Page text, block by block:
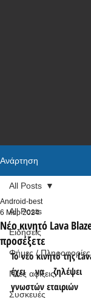
Ανάρτηση
All Posts
Ειδήσεις
Φήμες / Πληροφορίες
Νέες αφίξεις
Συσκευές
All Posts
Νέο κινητό Lava
προσέξετε
Android-best
6 Μαρ 2024
Το νέο κινητό της
έχει να ζηλέψει
γνωστών εταιριών